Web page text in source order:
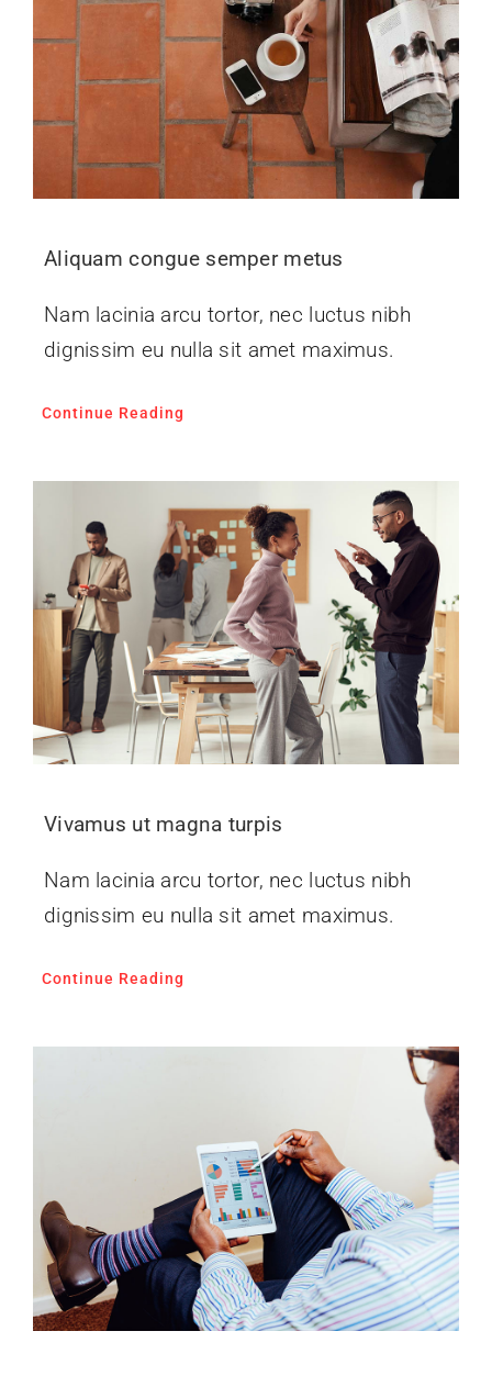
Aliquam congue semper metus
Nam lacinia arcu tortor, nec luctus nibh
dignissim eu nulla sit amet maximus.
Continue Reading
Vivamus ut magna turpis
Nam lacinia arcu tortor, nec luctus nibh
dignissim eu nulla sit amet maximus.
Continue Reading